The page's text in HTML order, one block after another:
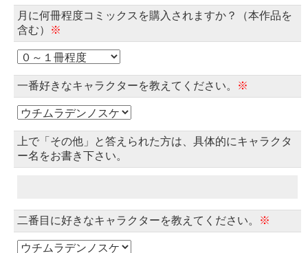
月に何冊程度コミックスを購入されますか？（本作品を
含む）
※
一番好きなキャラクターを教えてください。 ※
上で「その他」と答えられた方は、具体的にキャラクタ
ー名をお書き下さい。
二番目に好きなキャラクターを教えてください。 ※